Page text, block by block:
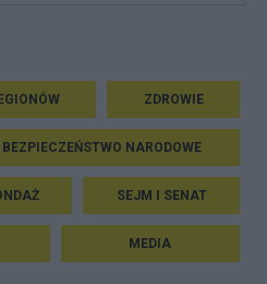
ZDROWIE
BEZPIECZEŃSTWO NARODOWE
SEJM I SENAT
MEDIA